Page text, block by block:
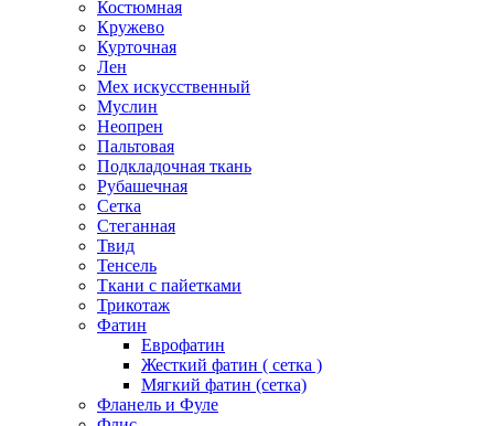
Костюмная
Кружево
Курточная
Лен
Мех искусственный
Муслин
Неопрен
Пальтовая
Подкладочная ткань
Рубашечная
Сетка
Стеганная
Твид
Тенсель
Ткани с пайетками
Трикотаж
Фатин
Еврофатин
Жесткий фатин ( сетка )
Мягкий фатин (сетка)
Фланель и Фуле